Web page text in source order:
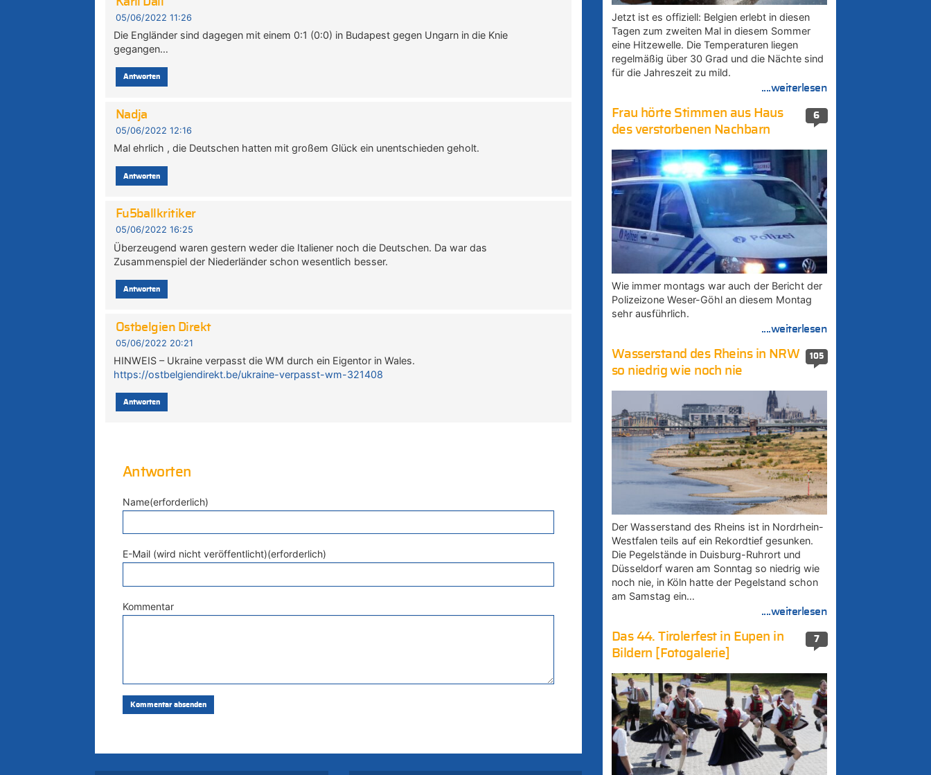
05/06/2022 11:26
Die Engländer sind dagegen mit einem 0:1 (0:0) in Budapest gegen Ungarn in die Knie
gegangen…
Antworten
Nadja
05/06/2022 12:16
Mal ehrlich , die Deutschen hatten mit großem Glück ein unentschieden geholt.
Antworten
Fu5ballkritiker
05/06/2022 16:25
Überzeugend waren gestern weder die Italiener noch die Deutschen. Da war das
Zusammenspiel der Niederländer schon wesentlich besser.
Antworten
Ostbelgien Direkt
05/06/2022 20:21
HINWEIS – Ukraine verpasst die WM durch ein Eigentor in Wales.
https://ostbelgiendirekt.be/ukraine-verpasst-wm-321408
Antworten
Antworten
Name(erforderlich)
E-Mail (wird nicht veröffentlicht)(erforderlich)
Kommentar
Jetzt ist es offiziell: Belgien erlebt in diesen
Tagen zum zweiten Mal in diesem Sommer
eine Hitzewelle. Die Temperaturen liegen
regelmäßig über 30 Grad und die Nächte sind
für die Jahreszeit zu mild.
....weiterlesen
6
Frau hörte Stimmen aus Haus
des verstorbenen Nachbarn
Wie immer montags war auch der Bericht der
Polizeizone Weser-Göhl an diesem Montag
sehr ausführlich.
....weiterlesen
105
Wasserstand des Rheins in NRW
so niedrig wie noch nie
Der Wasserstand des Rheins ist in Nordrhein-
Westfalen teils auf ein Rekordtief gesunken.
Die Pegelstände in Duisburg-Ruhrort und
Düsseldorf waren am Sonntag so niedrig wie
noch nie, in Köln hatte der Pegelstand schon
am Samstag ein…
....weiterlesen
7
Das 44. Tirolerfest in Eupen in
Bildern [Fotogalerie]